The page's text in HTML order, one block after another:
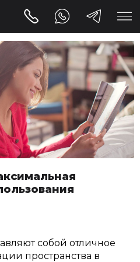
собой отличное
пространства в